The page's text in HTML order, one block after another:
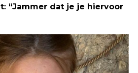
“Jammer dat je je hiervoor